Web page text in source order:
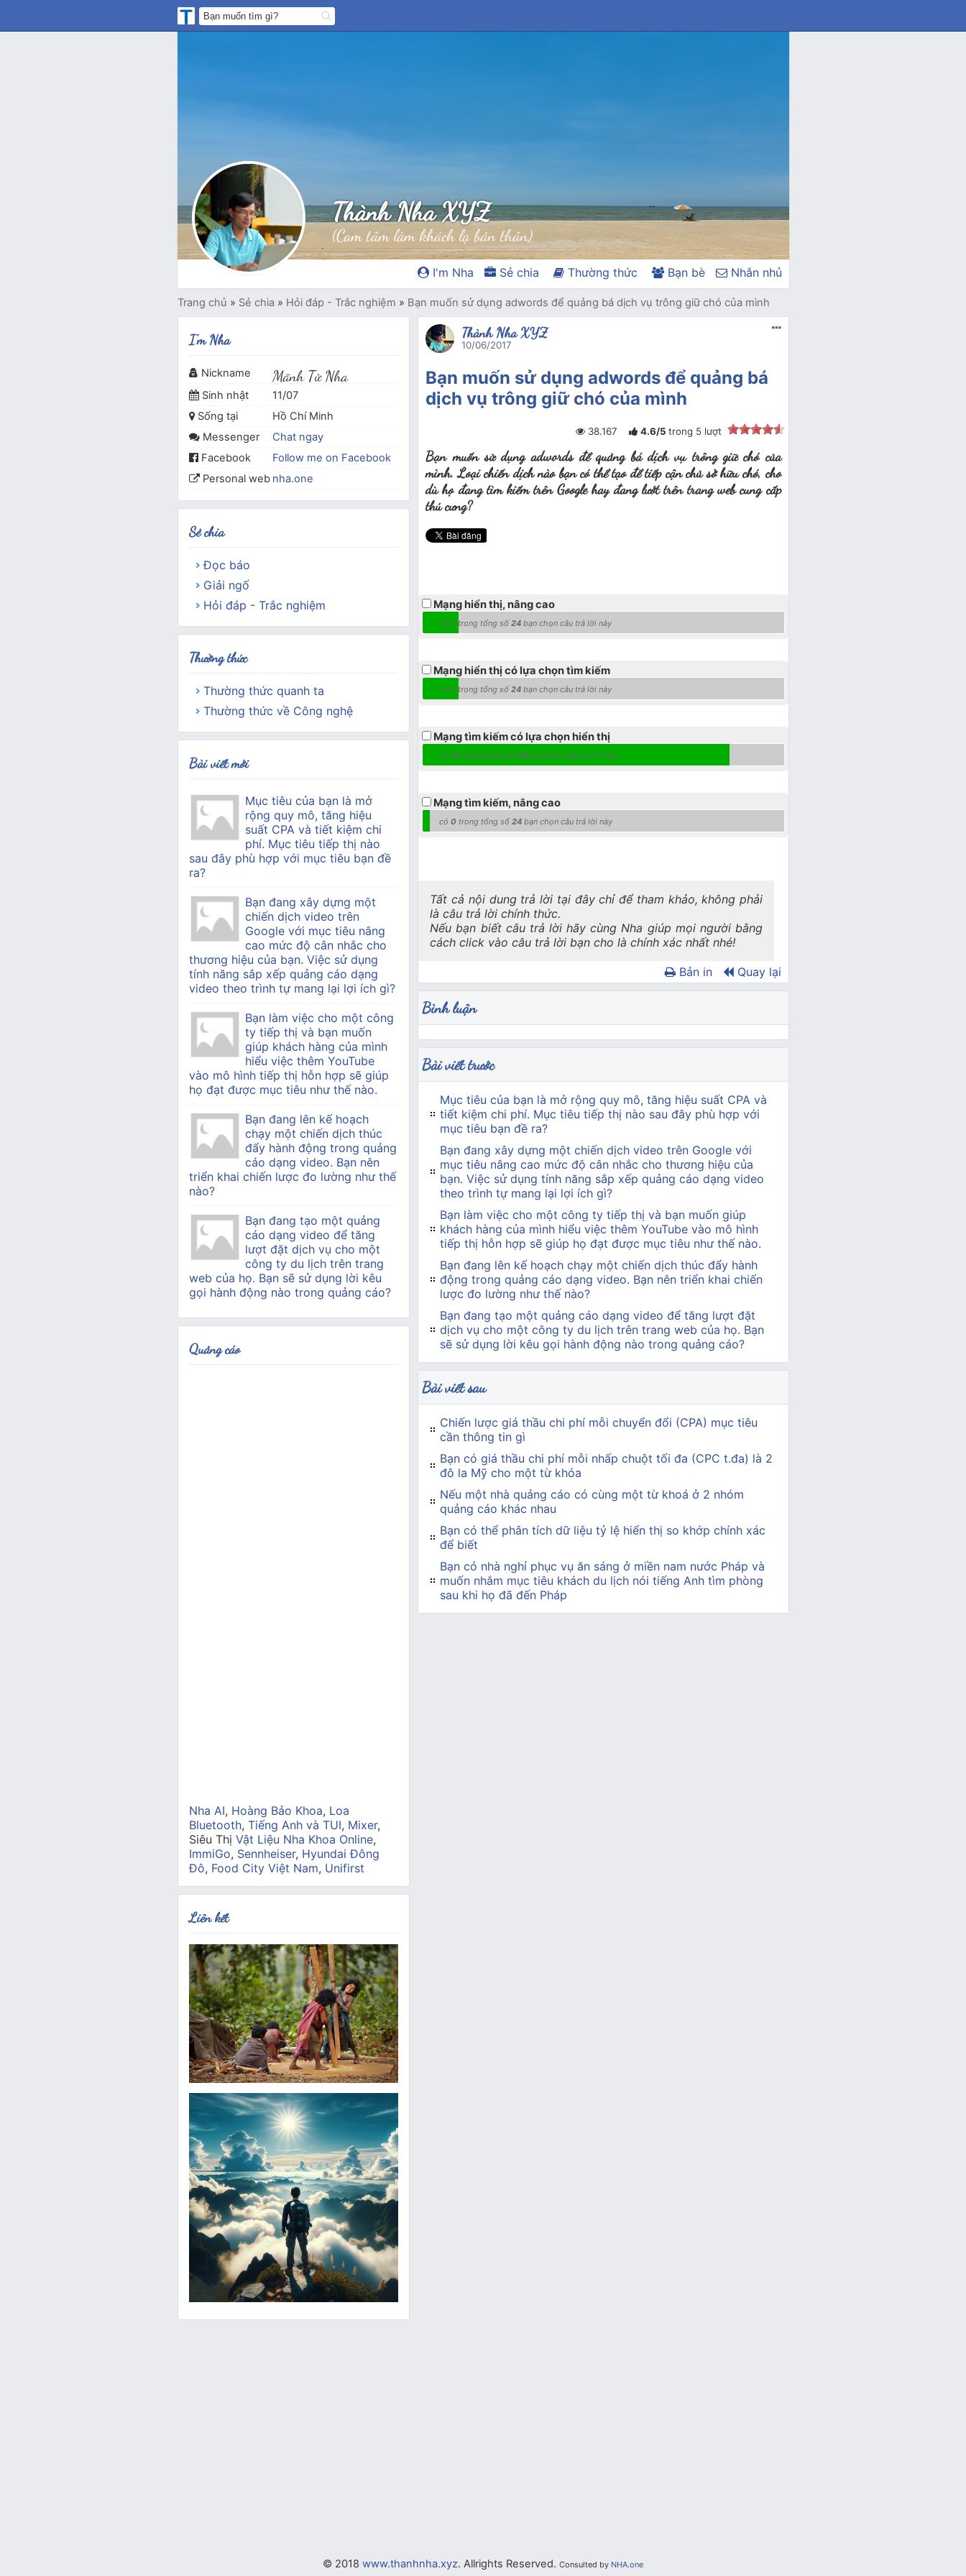
Thành Nha XYZ
(Cam tâm làm khách lạ bản thân)
I'm Nha Sẻ chia Thường thức Bạn bè Nhắn nhủ
Trang chủ » Sẻ chia » Hỏi đáp - Trắc nghiệm » Bạn muốn sử dụng adwords để quảng bá dịch vụ trông giữ chó của mình
Thành Nha XYZ
10/06/2017
Bạn muốn sử dụng adwords để quảng bá
dịch vụ trông giữ chó của mình
38.167 4.6/5 trong 5lượt
Bạn muốn sử dụng adwords để quảng bá dịch vụ trông giữ chó của
mình. Loại chiến dịch nào bạn có thể tạo để tiếp cận chủ sở hữu chó, cho
dù họ đang tìm kiếm trên Google hay đang lướt trên trang web cung cấp
thú cưng?
Mạng hiển thị, nâng cao
có2 trong tổng số24 bạn chọn câu trả lời này
Mạng hiển thị có lựa chọn tìm kiếm
có2 trong tổng số24 bạn chọn câu trả lời này
Mạng tìm kiếm có lựa chọn hiển thị
có20 trong tổng số24 bạn chọn câu trả lời này
Mạng tìm kiếm, nâng cao
có0 trong tổng số24 bạn chọn câu trả lời này
Tất cả nội dung trả lời tại đây chỉ để tham khảo, không phải
là câu trả lời chính thức.
Nếu bạn biết câu trả lời hãy cùng Nha giúp mọi người bằng
cách click vào câu trả lời bạn cho là chính xác nhất nhé!
Bản in Quay lại
Bình luận
Bài viết trước
Mục tiêu của bạn là mở rộng quy mô, tăng hiệu suất CPA và
tiết kiệm chi phí. Mục tiêu tiếp thị nào sau đây phù hợp với
mục tiêu bạn đề ra?
Bạn đang xây dựng một chiến dịch video trên Google với
mục tiêu nâng cao mức độ cân nhắc cho thương hiệu của
bạn. Việc sử dụng tính năng sắp xếp quảng cáo dạng video
theo trình tự mang lại lợi ích gì?
Bạn làm việc cho một công ty tiếp thị và bạn muốn giúp
khách hàng của mình hiểu việc thêm YouTube vào mô hình
tiếp thị hỗn hợp sẽ giúp họ đạt được mục tiêu như thế nào.
Bạn đang lên kế hoạch chạy một chiến dịch thúc đẩy hành
động trong quảng cáo dạng video. Bạn nên triển khai chiến
lược đo lường như thế nào?
Bạn đang tạo một quảng cáo dạng video để tăng lượt đặt
dịch vụ cho một công ty du lịch trên trang web của họ. Bạn
sẽ sử dụng lời kêu gọi hành động nào trong quảng cáo?
Bài viết sau
Chiến lược giá thầu chi phí mỗi chuyển đổi (CPA) mục tiêu
cần thông tin gì
Bạn có giá thầu chi phí mỗi nhấp chuột tối đa (CPC t.đa) là 2
đô la Mỹ cho một từ khóa
Nếu một nhà quảng cáo có cùng một từ khoá ở 2 nhóm
quảng cáo khác nhau
Bạn có thể phân tích dữ liệu tỷ lệ hiển thị so khớp chính xác
để biết
Bạn có nhà nghỉ phục vụ ăn sáng ở miền nam nước Pháp và
muốn nhắm mục tiêu khách du lịch nói tiếng Anh tìm phòng
sau khi họ đã đến Pháp
I'm Nha
Nickname Mãnh Tử Nha
Sinh nhật
11/07
Sống tại
Hồ Chí Minh
Messenger
Chat ngay
Facebook
Follow me on Facebook
Personal web nha.one
Sẻ chia
Đọc báo
Giải ngố
Hỏi đáp - Trắc nghiệm
Thường thức
Thường thức quanh ta
Thường thức về Công nghệ
Bài viết mới
Mục tiêu của bạn là mở
rộng quy mô, tăng hiệu
suất CPA và tiết kiệm chi
phí. Mục tiêu tiếp thị nào
sau đây phù hợp với mục tiêu bạn đề
ra?
Bạn đang xây dựng một
chiến dịch video trên
Google với mục tiêu nâng
cao mức độ cân nhắc cho
thương hiệu của bạn. Việc sử dụng
tính năng sắp xếp quảng cáo dạng
video theo trình tự mang lại lợi ích gì?
Bạn làm việc cho một công
ty tiếp thị và bạn muốn
giúp khách hàng của mình
hiểu việc thêm YouTube
vào mô hình tiếp thị hỗn hợp sẽ giúp
họ đạt được mục tiêu như thế nào.
Bạn đang lên kế hoạch
chạy một chiến dịch thúc
đẩy hành động trong quảng
cáo dạng video. Bạn nên
triển khai chiến lược đo lường như thế
nào?
Bạn đang tạo một quảng
cáo dạng video để tăng
lượt đặt dịch vụ cho một
công ty du lịch trên trang
web của họ. Bạn sẽ sử dụng lời kêu
gọi hành động nào trong quảng cáo?
Quảng cáo
Nha AI, Hoàng Bảo Khoa, Loa
Bluetooth, Tiếng Anh và TUI, Mixer,
Siêu Thị Vật Liệu Nha Khoa Online,
ImmiGo, Sennheiser, Hyundai Đông
Đô, Food City Việt Nam, Unifirst
Liên kết
© 2018 www.thanhnha.xyz. Allrights Reserved. Consulted by NHA.one